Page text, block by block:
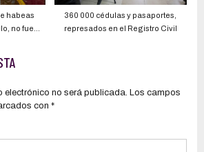
habeas
no fue
360 000 cédulas y pasaportes,
represados en el Registro Civil
electrónico no será publicada. Los campos
con *